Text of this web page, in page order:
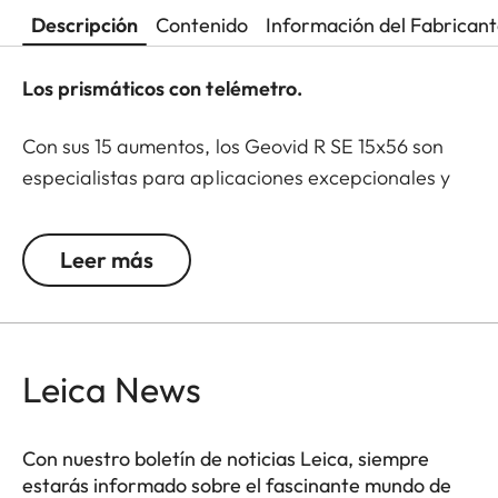
Descripción Contenido Información del
Los prismáticos con telémetro.
Con sus 15 aumentos, los Geovid R SE 15x56 son
especialistas para aplicaciones excepcionales y
paisajes y reconocer los más finos detalles. Estos
prismáticos también están predestinados para la
gracias a las características esenciales de
Geovid. Todos los modelos son extremadamente
resistentes y precisos, y están equipados con
Leer más
Leica News
Con nuestro boletín de noticias Leica, siempre
estarás informado sobre el fascinante mundo de